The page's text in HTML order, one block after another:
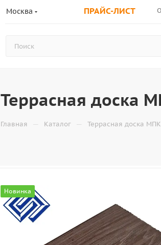
Москва ПРАЙС-ЛИСТ
Террасная доска
Главная — Каталог — Террасная доска МПК
Новинка